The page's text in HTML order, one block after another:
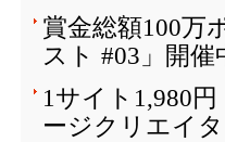
賞金総額100万
スト #03」開催
1サイト1,980
ージクリエイ